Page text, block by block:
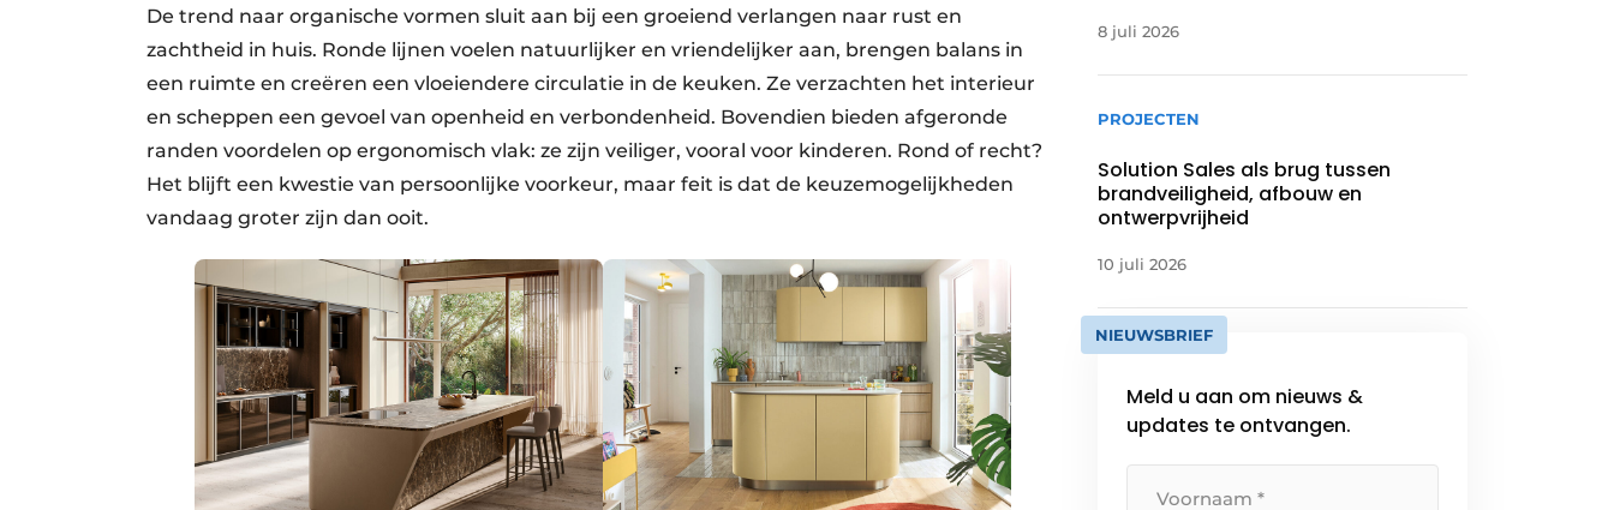
De trend naar organische vormen sluit aan bij een groeiend verlangen naar rust en
zachtheid in huis. Ronde lijnen voelen natuurlijker en vriendelijker aan, brengen balans in
een ruimte en creëren een vloeiendere circulatie in de keuken. Ze verzachten het interieur
en scheppen een gevoel van openheid en verbondenheid. Bovendien bieden afgeronde
randen voordelen op ergonomisch vlak: ze zijn veiliger, vooral voor kinderen. Rond of recht?
Het blijft een kwestie van persoonlijke voorkeur, maar feit is dat de keuzemogelijkheden
vandaag groter zijn dan ooit.
8 juli 2026
PROJECTEN
Solution Sales als brug tussen
brandveiligheid, afbouw en
ontwerpvrijheid
10 juli 2026
NIEUWSBRIEF
Meld u aan om nieuws &
updates te ontvangen.